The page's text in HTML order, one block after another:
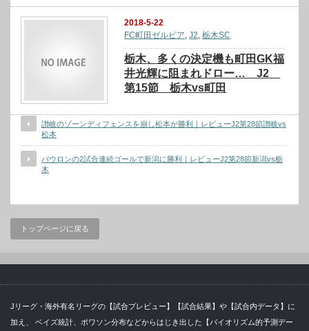
2018-5-22
FC町田ゼルビア,J2,栃木SC
栃木、多くの決定機も町田GK福
井光輝に阻まれドロー… J2
第15節 栃木vs町田
讃岐のゾーンディフェンスを崩し松本が勝利｜レビューJ2第28節讃岐vs
松本
パウロンの2試合連続ゴールで新潟に勝利｜レビューJ2第28節新潟vs栃
木
トップページに戻る
Jリーグ・海外有名リーグの【試合プレビュー】【試合結果】や【試合内データ】に
加え、 ベイズ統計、ポワソン分布などからはじき出した【バイオリズム的予測デー